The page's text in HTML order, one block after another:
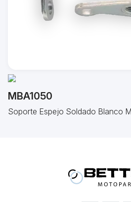
MBA1050
Soporte Espejo Soldado Blanco